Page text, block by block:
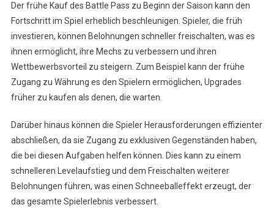
Der frühe Kauf des Battle Pass zu Beginn der Saison kann den
Fortschritt im Spiel erheblich beschleunigen. Spieler, die früh
investieren, können Belohnungen schneller freischalten, was es
ihnen ermöglicht, ihre Mechs zu verbessern und ihren
Wettbewerbsvorteil zu steigern. Zum Beispiel kann der frühe
Zugang zu Währung es den Spielern ermöglichen, Upgrades
früher zu kaufen als denen, die warten.
Darüber hinaus können die Spieler Herausforderungen effizienter
abschließen, da sie Zugang zu exklusiven Gegenständen haben,
die bei diesen Aufgaben helfen können. Dies kann zu einem
schnelleren Levelaufstieg und dem Freischalten weiterer
Belohnungen führen, was einen Schneeballeffekt erzeugt, der
das gesamte Spielerlebnis verbessert.